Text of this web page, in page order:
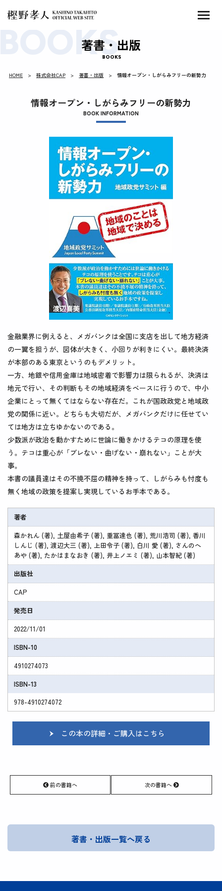
著書・出版
BOOKS
HOME 株式会社CAP 著書・出版 情報オープン・しがらみフリーの新勢力
情報オープン・しがらみフリーの新勢力
BOOK INFORMATION
金融業界に例えると、メガバンクは全国に支店を出して地方経済
の一翼を担うが、図体が大きく、小回りが利きにくい。最終決済
が本部のある東京というのもデメリット。
一方、地銀や信用金庫は地域密着で影響力は限られるが、決済は
地元で行い、その判断もその地域経済をベースに行うので、中小
企業にとって無くてはならない存在だ。これが国政政党と地域政
党の関係に近い。どちらも大切だが、メガバンクだけに任せてい
ては地方は立ちゆかないのである。
少数派が政治を動かすために世論に働きかけるテコの原理を使
う。テコは重心が「ブレない・曲げない・崩れない」ことが大
事。
本書の議員達はその不撓不屈の精神を持って、しがらみも忖度も
無く地域の政策を提案し実現しているお手本である。
著者
森かれん (著), 土屋由希子 (著), 重冨達也 (著), 荒川浩司 (著), 香川
しんじ (著), 渡辺大三 (著), 上田令子 (著), 白川 愛 (著), さんのへ
あや (著), たかはまなおき (著), 井上ノエミ (著), 山本智紀 (著)
出版社
CAP
発売日
2022/11/01
ISBN-10
4910274073
ISBN-13
978-4910274072
この本の詳細・ご購入はこちら
前の書籍へ 次の書籍へ
著書・出版一覧へ戻る